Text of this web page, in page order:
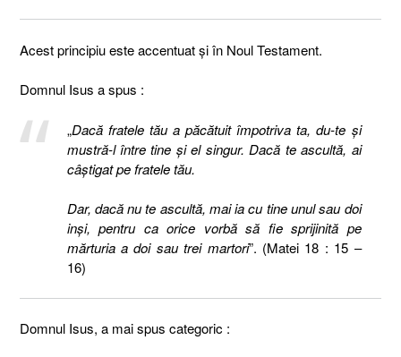
Acest principiu este accentuat și în Noul Testament.
Domnul Isus a spus :
„Dacă fratele tău a păcătuit împotriva ta, du-te şi
mustră-l între tine şi el singur. Dacă te ascultă, ai
câştigat pe fratele tău.
Dar, dacă nu te ascultă, mai ia cu tine unul sau doi
inşi, pentru ca orice vorbă să fie sprijinită pe
mărturia a doi sau trei martori”. (Matei 18 : 15 –
16)
Domnul Isus, a mai spus categoric :